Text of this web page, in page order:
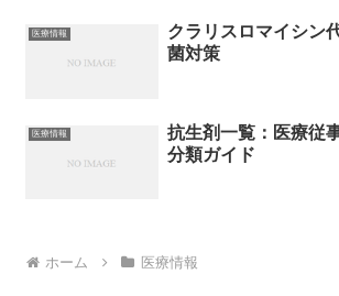
医療情報
クラリスロマイシン
菌対策
医療情報
抗生剤一覧：医療従
分類ガイド
ホーム 医療情報